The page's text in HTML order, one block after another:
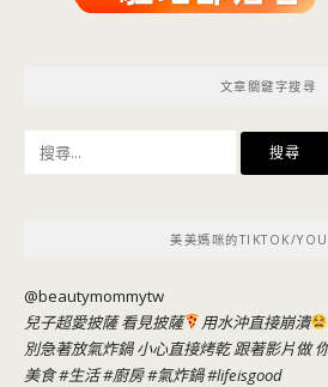
文章關鍵字搜尋
美美媽咪的TIKTOK/
@beautymommytw
兒子超愛披薩 看見披薩
用水沖直接崩潰
別急著放氣炸鍋 小心直接烤乾 跟著影片做
美食#生活#廚房#氣炸鍋#lifeisgood